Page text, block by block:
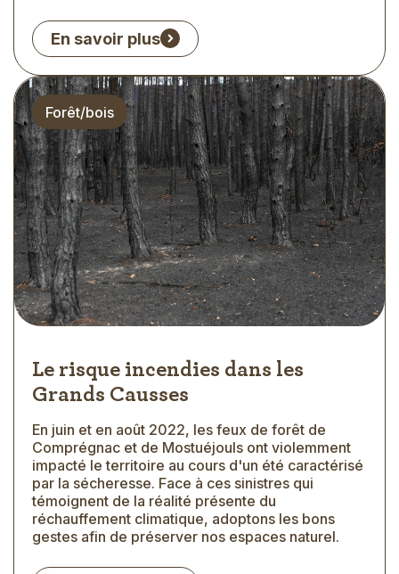
En savoir plus
Le risque incendies dans les
Grands Causses
Thématique
Forêt/bois
Extrait
En juin et en août 2022, les feux de forêt de
Comprégnac et de Mostuéjouls ont violemment
impacté le territoire au cours d'un été caractérisé
par la sécheresse. Face à ces sinistres qui
témoignent de la réalité présente du
réchauffement climatique, adoptons les bons
gestes afin de préserver nos espaces naturel.